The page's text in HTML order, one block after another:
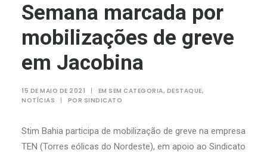
Semana marcada por
mobilizações de greve
em Jacobina
15 DE MAIO DE 2021 | EM SEM CATEGORIA, DESTAQUE,
NOTÍCIAS
| POR SINDICATO
Stim Bahia participa de mobilização de greve na empresa
TEN (Torres eólicas do Nordeste), em apoio ao Sindicato